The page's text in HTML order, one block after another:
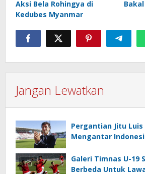
Aksi Bela Rohingya di
Kedubes Myanmar
Jangan Lewatkan
Pergantian Jitu
Mengantar
Galeri Timnas U-19
Berbeda Untuk